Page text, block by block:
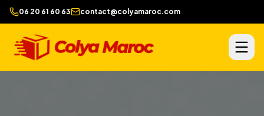
06 20 61 60 63 contact@colyamaroc.com